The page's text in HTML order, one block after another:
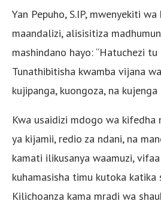
Yan Pepuho, S.IP, mwenyekiti
maandalizi, alisisitiza
mashindano hayo: “Hatuchezi
Tunathibitisha kwamba vijana
kujipanga, kuongoza, na
Kwa usaidizi mdogo wa kifedha
ya kijamii, redio za ndani, na
kamati ilikusanya waamuzi,
kuhamasisha timu kutoka katika
Kilichoanza kama mradi wa